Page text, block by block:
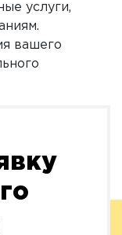
услуги,
вашего